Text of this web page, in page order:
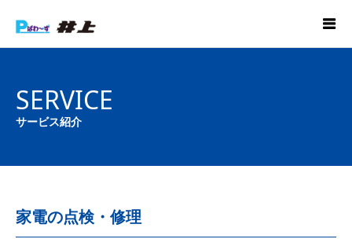
SERVICE
サービス紹介
家電の点検・修理